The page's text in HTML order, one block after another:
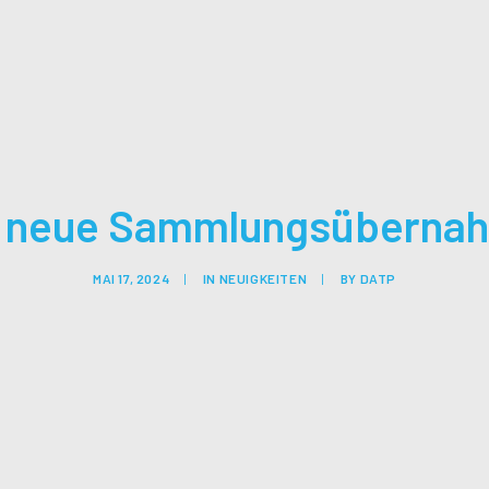
MAI 17, 2024 | IN NEUIGKEITEN | BY DATP